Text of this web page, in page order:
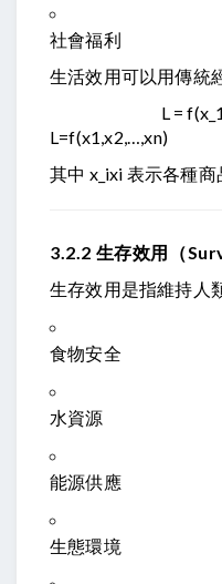
社會福利
生活效用可以用傳統
L =
L=f(x1,x2,…,xn)
其中 x_ixi 表示各種商
3.2.2 生存效用（
生存效用是指維持人
食物安全
水資源
能源供應
生態環境